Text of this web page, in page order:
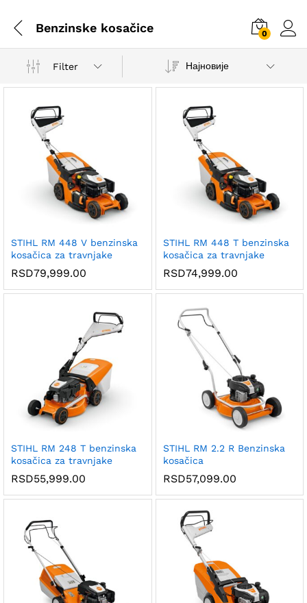
Benzinske kosačice 0
Filter Најновије
STIHL RM 448 V benzinska
kosačica za travnjake
RSD79,999.00
STIHL RM 448 T benzinska
kosačica za travnjake
RSD74,999.00
STIHL RM 248 T benzinska
kosačica za travnjake
RSD55,999.00
STIHL RM 2.2 R Benzinska
kosačica
RSD57,099.00